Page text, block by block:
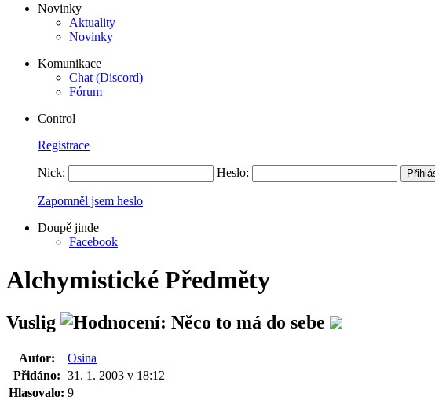
Novinky
Aktuality
Novinky
Komunikace
Chat (Discord)
Fórum
Control
Registrace
Nick: Heslo:
Zapomněl jsem heslo
Doupě jinde
Facebook
Alchymistické Předměty
Vuslig
Autor:
Osina
Přidáno: 31. 1. 2003 v 18:12
Hlasovalo: 9